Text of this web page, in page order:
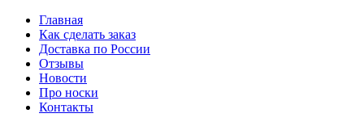
Главная
Как сделать заказ
Доставка по России
Отзывы
Новости
Про носки
Контакты